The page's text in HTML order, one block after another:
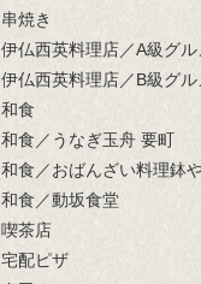
串焼き
伊仏西英料理店／A級グル
伊仏西英料理店／B級グル
和食
和食／うなぎ玉舟 要町
和食／おばんざい料理鉢
和食／動坂食堂
喫茶店
宅配ピザ